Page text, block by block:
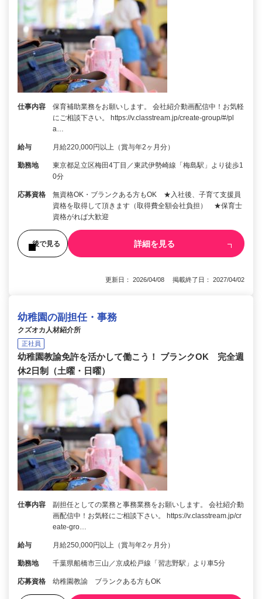
仕事内容
保育補助業務をお願いします。 会社紹介動画配信中！お気軽
にご相談下さい。 https://v.classtream.jp/create-group/#/pl
a…
給与 月給220,000円以上（賞与年2ヶ月分）
勤務地
東京都足立区梅田4丁目／東武伊勢崎線「梅島駅」より徒歩1
0分
応募資格
無資格OK・ブランクある方もOK ★入社後、子育て支援員
資格を取得して頂きます（取得費全額会社負担） ★保育士
資格がれば大歓迎
後で見る 詳細を見る
更新日： 2026/04/08 掲載終了日： 2027/04/02
幼稚園の副担任・事務
クズオカ人材紹介所
正社員
幼稚園教諭免許を活かして働こう！ ブランクOK 完全週
休2日制（土曜・日曜）
仕事内容
副担任としての業務と事務業務をお願いします。 会社紹介動
画配信中！お気軽にご相談下さい。 https://v.classtream.jp/cr
eate-gro…
給与 月給250,000円以上（賞与年2ヶ月分）
勤務地 千葉県船橋市三山／京成松戸線「習志野駅」より車5分
応募資格 幼稚園教諭 ブランクある方もOK